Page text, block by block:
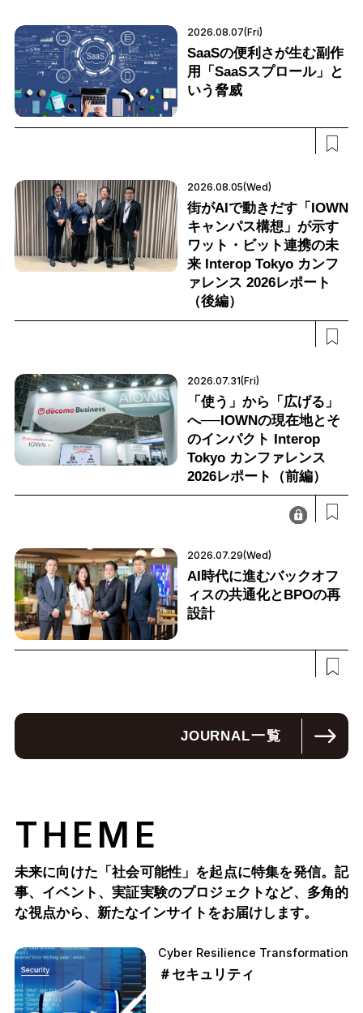
2026.08.07(Fri)
SaaSの便利さが生む副作
用「SaaSスプロール」と
いう脅威
2026.08.05(Wed)
街がAIで動きだす「IOWN
キャンパス構想」が示す
ワット・ビット連携の未
来 Interop Tokyo カンフ
ァレンス 2026レポート
（後編）
2026.07.31(Fri)
「使う」から「広げる」
へ──IOWNの現在地とそ
のインパクト Interop
Tokyo カンファレンス
2026レポート（前編）
2026.07.29(Wed)
AI時代に進むバックオフ
ィスの共通化とBPOの再
設計
JOURNAL一覧
THEME
未来に向けた「社会可能性」を起点に特集を発信。記
事、イベント、実証実験のプロジェクトなど、多角的
な視点から、新たなインサイトをお届けします。
Cyber Resilience Transformation
＃セキュリティ